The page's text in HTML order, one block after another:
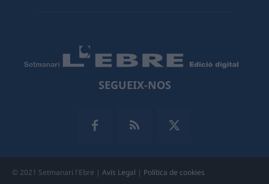
SEGUEIX-NOS
© 2021 Setmanari l'Ebre | Avís Legal | Política de cookies